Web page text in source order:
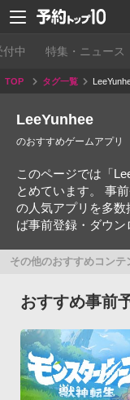
中 特集・ニュース
TOP タグ一覧
LeeYunhee
のおすすめゲームアプリ
このページでは「
とめています。 事
の人気アプリを多
ば事前登録・ダウン
その他のおすすめコンテ
おすすめ事前